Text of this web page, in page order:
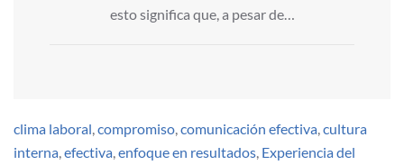
esto significa que, a pesar de…
clima laboral compromiso comunicación efectiva cultura
interna efectiva enfoque en resultados Experiencia del